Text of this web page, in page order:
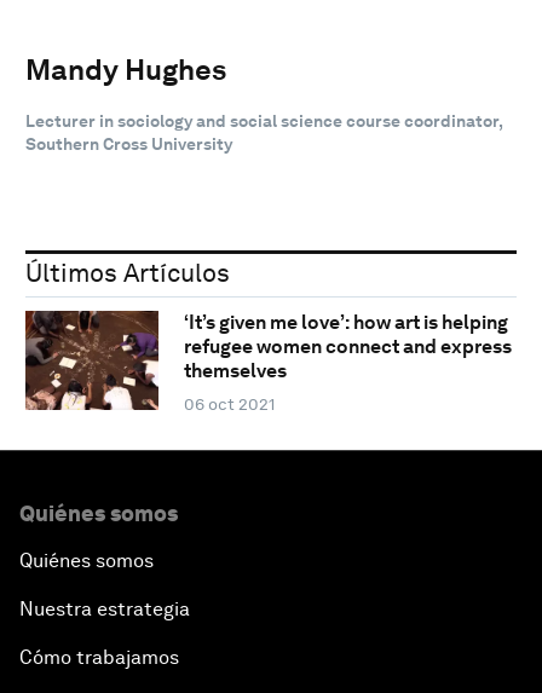
Mandy Hughes
Lecturer in sociology and social science course coordinator,
Southern Cross University
Últimos Artículos
‘It’s given me love’: how art is helping
refugee women connect and express
themselves
06 oct 2021
Quiénes somos
Quiénes somos
Nuestra estrategia
Cómo trabajamos